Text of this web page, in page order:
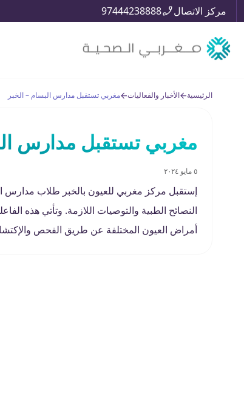
مركز الاتصال 97444238888
الرئيسية الأخبار والفعاليات مغربي تستقبل مدارس البسام – الخبر
مغربي تستقبل مدارس
٥ مايو ٢٠٢٤
إستقبل مركز مغربي للعيون بالخبر طلاب مدارس
النصائح الطبية والتوصيات اللازمة. وتأتي هذه
أمراض العيون المختلفة عن طريق الفحص